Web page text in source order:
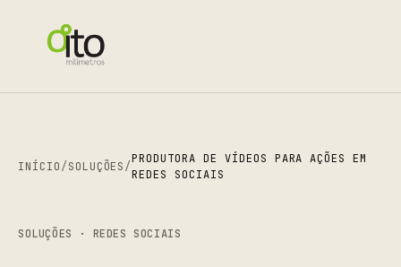
INÍCIO/SOLUÇÕES/
PRODUTORA DE VÍDEOS PARA AÇÕES EM
REDES SOCIAIS
SOLUÇÕES · REDES SOCIAIS